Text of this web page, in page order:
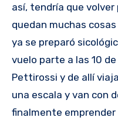
así, tendría que volver
quedan muchas
ya se preparó
vuelo parte a las 10
Pettirossi y de allí
una escala y van con
finalmente